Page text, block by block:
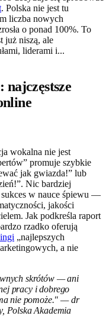
. Polska nie jest tu
liczba nowych
o ponad 100%. To
już niszą, ale
liderami i...
wokalna nie jest
promuje szybkie
jak gwiazda!” lub
Nic bardziej
sukces w nauce śpiewu —
jakości
Jak podkreśla raport
rzadko oferują
„najlepszych
a nie
skrótów — ani
pracy i dobrego
nie pomoże." — dr
Polska Akademia